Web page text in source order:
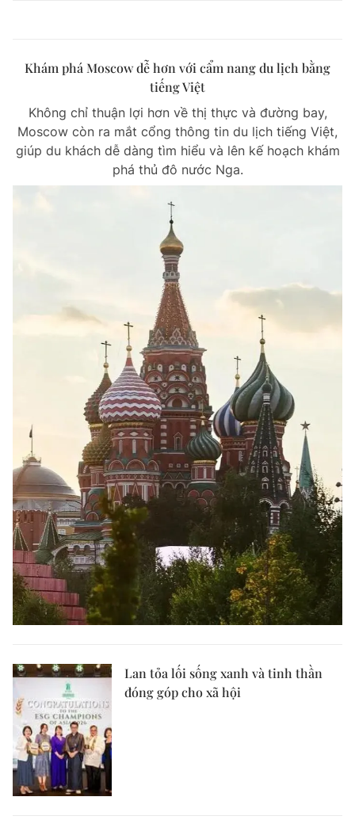
Khám phá Moscow dễ hơn với cẩm nang du lịch bằng
tiếng Việt
Không chỉ thuận lợi hơn về thị thực và đường bay,
Moscow còn ra mắt cổng thông tin du lịch tiếng Việt,
giúp du khách dễ dàng tìm hiểu và lên kế hoạch khám
phá thủ đô nước Nga.
Lan tỏa lối sống xanh và tinh thần
đóng góp cho xã hội